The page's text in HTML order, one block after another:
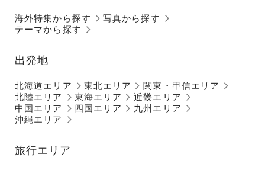
海外特集から探す
テーマから探す
写真から探す
出発地
北海道エリア 東北エリア
関東・甲信エリア
北陸エリア
東海エリア
近畿エリア
中国エリア
四国エリア
九州エリア
沖縄エリア
旅行エリア